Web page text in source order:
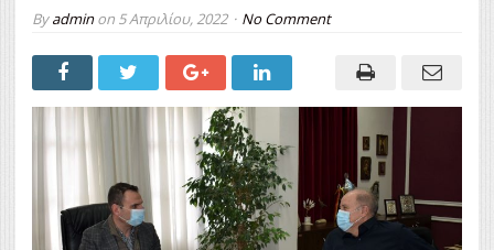
Byadminon 5 Απριλίου, 2022 No Comment